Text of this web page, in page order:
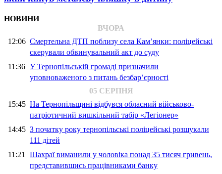
НОВИНИ
ВЧОРА
12:06 Смертельна ДТП поблизу села Кам’янки: поліцейські
скерували обвинувальний акт до суду
11:36 У Тернопільській громаді призначили
уповноваженого з питань безбар’єрності
05 СЕРПНЯ
15:45 На Тернопільщині відбувся обласний військово-
патріотичний вишкільний табір «Легіонер»
14:45 З початку року тернопільські поліцейські розшукали
111 дітей
11:21 Шахраї виманили у чоловіка понад 35 тисяч гривень,
представившись працівниками банку